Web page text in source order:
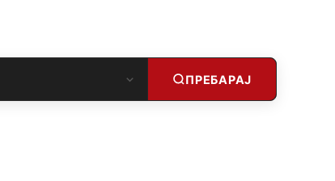
ПРЕБАРАЈ